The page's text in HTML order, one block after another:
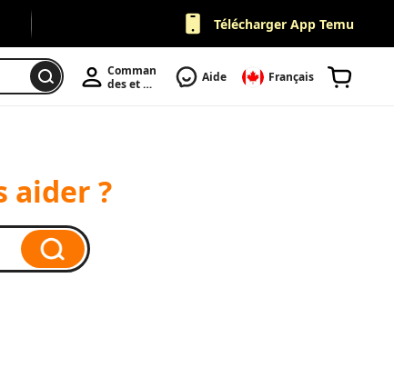
Télécharger App Temu
Comman
des et
Aide Français
aider ?